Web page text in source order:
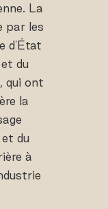
La
par les
d'État
du
qui ont
la
du
à